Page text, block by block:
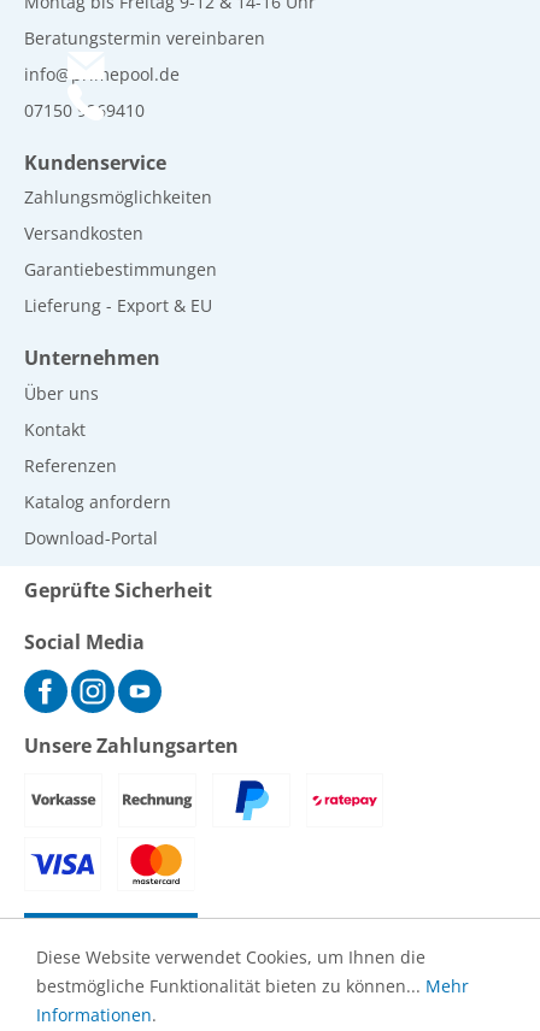
Beratungstermin vereinbaren
info@primepool.de
07150 9269410
Kundenservice
Zahlungsmöglichkeiten
Versandkosten
Garantiebestimmungen
Lieferung - Export & EU
Unternehmen
Über uns
Kontakt
Referenzen
Katalog anfordern
Download-Portal
Geprüfte Sicherheit
Social Media
Unsere Zahlungsarten
© 2026 Primepool - Alle Rechte vorbehalten.
Diese Website verwendet Cookies, um Ihnen die
bestmögliche Funktionalität bieten zu können... Mehr
Informationen.